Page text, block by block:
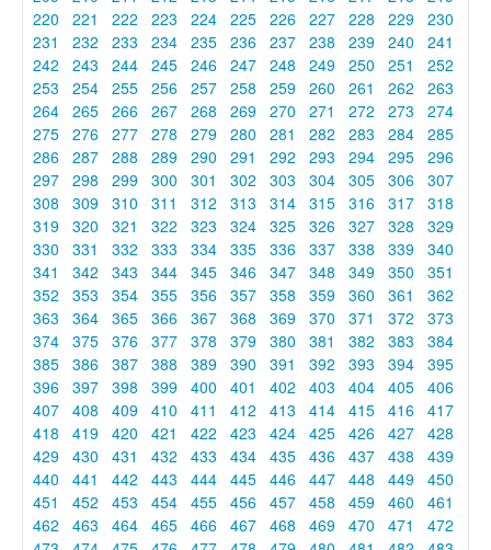
220
221 222 223 224 225 226 227 228 229 230
231
232 233 234 235 236 237 238 239 240
241
242
243 244 245 246 247 248 249 250 251
252
253
254 255 256 257 258 259 260 261 262
263
264 265 266 267 268 269 270 271 272 273
274
275 276 277 278 279 280 281 282 283 284 285
286 287 288 289 290 291 292 293 294 295 296
297 298 299 300 301 302 303 304 305 306 307
308
309 310 311 312 313 314 315 316 317 318
319 320 321 322 323 324 325 326 327 328
329
330
331 332 333 334 335 336 337 338 339 340
341
342 343 344 345 346 347 348 349 350
351
352
353 354 355 356 357 358 359 360 361
362
363
364 365 366 367 368 369 370 371 372
373
374 375 376 377 378 379 380 381 382 383
384
385 386 387 388 389 390 391 392 393 394 395
396 397 398 399 400 401 402 403 404 405 406
407 408 409 410 411 412 413 414 415 416 417
418
419 420 421 422 423 424 425 426 427 428
429 430 431 432 433 434 435 436 437 438
439
440
441 442 443 444 445 446 447 448 449 450
451
452 453 454 455 456 457 458 459 460
461
462
463 464 465 466 467 468 469 470 471
472